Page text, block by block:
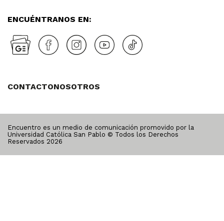
ENCUÉNTRANOS EN:
CONTACTONOSOTROS
Encuentro es un medio de comunicación promovido por la
Universidad Católica San Pablo © Todos los Derechos
Reservados 2026